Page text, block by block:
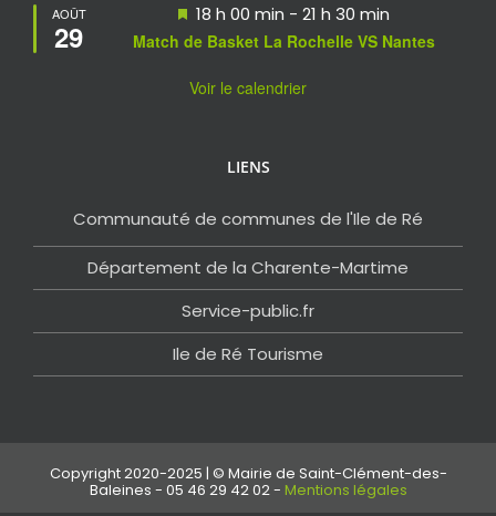
AOÛT
29
Mis
en
avant
18 h 00 min - 21 h 30 min
Match de Basket La Rochelle VS Nantes
Voir le calendrier
LIENS
Communauté de communes de l'Ile de Ré
Département de la Charente-Martime
Service-public.fr
Ile de Ré Tourisme
Copyright 2020-2025 | © Mairie de Saint-Clément-des-
Baleines - 05 46 29 42 02 - Mentions légales